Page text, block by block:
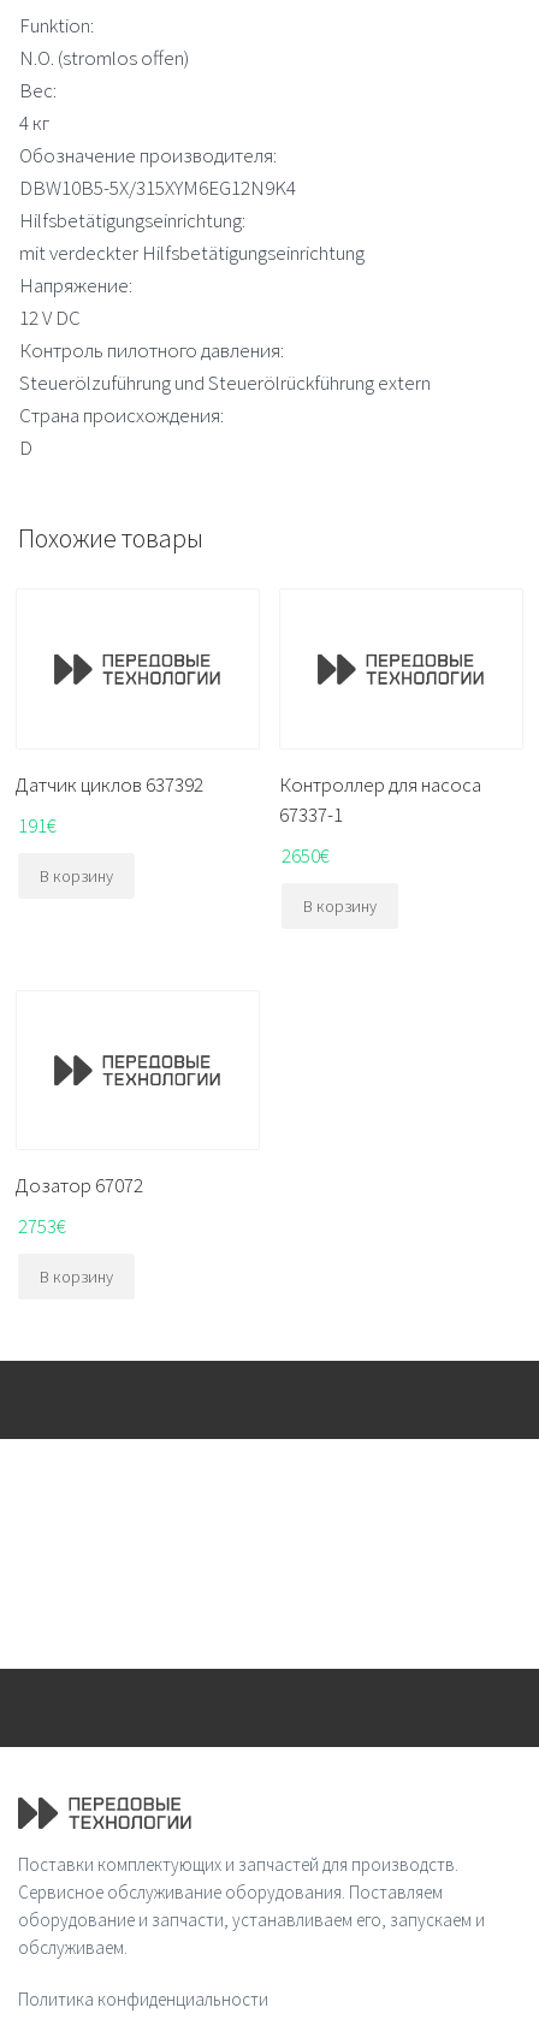
Funktion:
N.O. (stromlos offen)
Вес:
4 кг
Обозначение производителя:
DBW10B5-5X/315XYM6EG12N9K4
Hilfsbetätigungseinrichtung:
mit verdeckter Hilfsbetätigungseinrichtung
Напряжение:
12 V DC
Контроль пилотного давления:
Steuerölzuführung und Steuerölrückführung extern
Страна происхождения:
D
Похожие товары
Датчик циклов 637392
191€
В корзину
Контроллер для насоса
67337-1
2650€
В корзину
Дозатор 67072
2753€
В корзину
Поставки комплектующих и запчастей для производств.
Сервисное обслуживание оборудования. Поставляем
оборудование и запчасти, устанавливаем его, запускаем и
обслуживаем.
Политика конфиденциальности